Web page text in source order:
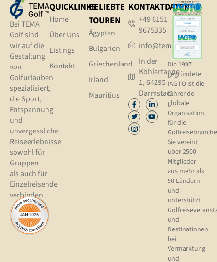
Bei TEMA
Golf sind
wir auf die
Gestaltung
von
Golfurlauben
spezialisiert,
die Sport,
Entspannung
und
unvergessliche
Reiseerlebnisse
sowohl für
Gruppen
als auch für
Einzelreisende
verbinden.
QUICKLINKS
Home
Über Uns
Listings
Kontakt
BELIEBTE
TOUREN
Ägypten
Bulgarien
Griechenland
Irland
Mauritius
KONTAKTDATEN
+49 6151
9675335
info@tema.golf
In der
Köhlertanne
1, 64295
Darmstadt
Die 1997
gegründete
IAGTO ist die
führende
globale
Organisation
für die
Sie vereint
über 2500
Mitglieder
aus mehr als
90 Ländern
und
unterstützt
und
Destinationen
bei
Vermarktung
und